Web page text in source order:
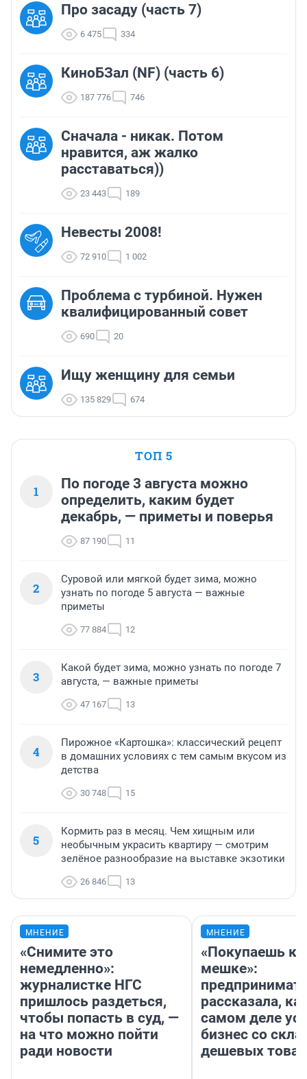
Про засаду (часть 7)
6 475 334
КиноБЗал (NF) (часть 6)
187 776 746
Сначала - никак. Потом
нравится, аж жалко
расставаться))
23 443 189
Невесты 2008!
72 910 1 002
Проблема с турбиной. Нужен
квалифицированный совет
690 20
Ищу женщину для семьи
135 829 674
ТОП 5
1
По погоде 3 августа можно
определить, каким будет
декабрь, — приметы и поверья
87 190 11
2
Суровой или мягкой будет зима, можно
узнать по погоде 5 августа — важные
приметы
77 884 12
3
Какой будет зима, можно узнать по погоде 7
августа, — важные приметы
47 167 13
4
Пирожное «Картошка»: классический рецепт
в домашних условиях с тем самым вкусом из
детства
30 748 15
5
Кормить раз в месяц. Чем хищным или
необычным украсить квартиру — смотрим
зелёное разнообразие на выставке экзотики
26 846 13
МНЕНИЕ
«Снимите это
немедленно»:
журналистке НГС
пришлось раздеться,
чтобы попасть в суд, —
на что можно пойти
ради новости
МНЕНИЕ
«Покупаешь
мешке»:
рассказала,
самом деле
бизнес со
дешевых